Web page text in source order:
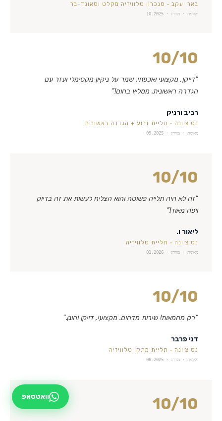
באר יעקב · סנכרון טלוויזיה מקלט וסאונד-בר
מאומת · מידרג · 10.2025
10/10
“דייקן, מקצועי ואכפתי. שמר על ניקיון מקסימלי ועזר עם
הגדרה ראשונית. ממליץ בחום!”
רביב ורניק
נס ציונה · תליית זרוע + הגדרה ראשונית
מאומת · מידרג · 09.2025
10/10
“זה לא היה תלייה פשוטה והוא הצליח לעשות את זה בדיוק
ויפה מאוד!”
ליאור ו.
נס ציונה · תליית טלוויזיה
מאומת · מידרג · 01.2026
10/10
“רק מחמאות! שירות מדהים. מקצועי, דייקן והוגן.”
דני פרבר
נס ציונה · תליית מתקן טלוויזיה
מאומת · מידרג · 08.2025
10/10 וואטסאפ